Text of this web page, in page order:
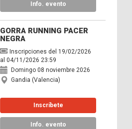
Info. evento
GORRA RUNNING PACER
NEGRA
Inscripciones del 19/02/2026
al 04/11/2026 23:59
Domingo 08 noviembre 2026
Gandia (Valencia)
Inscríbete
Info. evento